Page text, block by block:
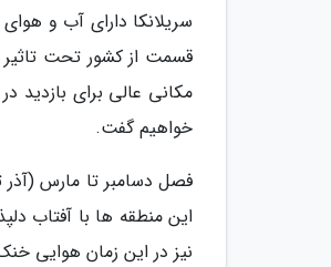
سریلانکا دارای آب و
قسمت از کشور تحت
مکانی عالی برای بازدید
خواهیم گفت.
فصل دسامبر تا مارس (آذر
این منطقه ها با آفتاب
نیز در این زمان هوایی